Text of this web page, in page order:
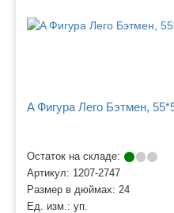
A Фигура Лего Бэтмен,
Остаток на складе:
Артикул: 1207-2747
Размер в дюймах: 24
Ед. изм.: уп.